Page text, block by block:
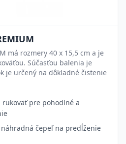
má rozmery 40 x 15,5 cm a je
Súčasťou balenia je
je určený na dôkladné čistenie
rukoväť pre pohodlné a
čepeľ na predĺženie